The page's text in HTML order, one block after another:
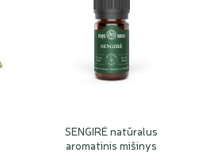
SENGIRĖ natūralus
aromatinis mišinys